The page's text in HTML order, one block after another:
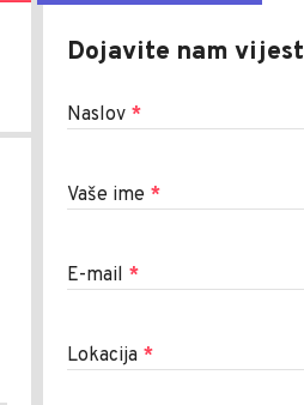
Dojavite nam vijest
Naslov *
Vaše ime *
E-mail *
Lokacija *